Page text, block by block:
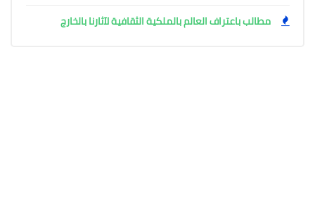
مطالب باعتراف العالم بالملكية الثقافية لآثارنا بالخارج